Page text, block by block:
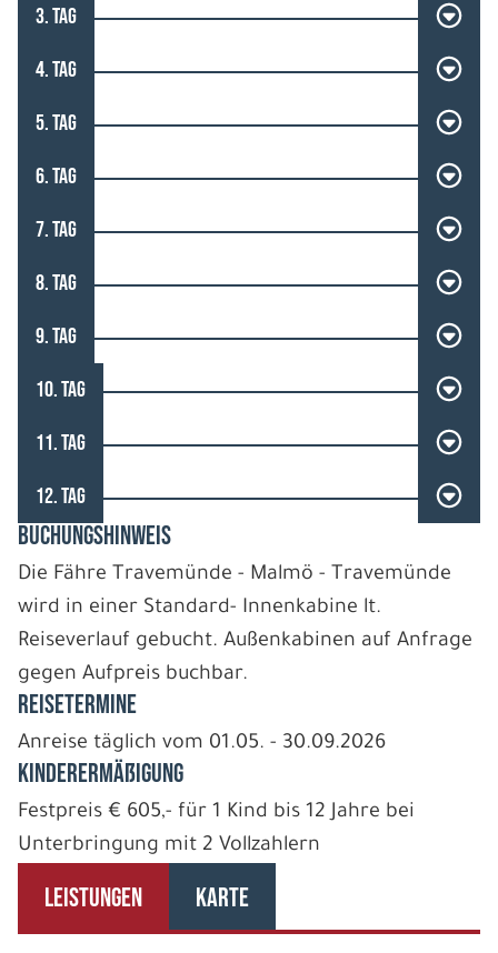
3. TAG
4. TAG
5. TAG
6. TAG
7. TAG
8. TAG
9. TAG
10. TAG
11. TAG
12. TAG
BUCHUNGSHINWEIS
Die Fähre Travemünde - Malmö - Travemünde
wird in einer Standard- Innenkabine lt.
Reiseverlauf gebucht. Außenkabinen auf Anfrage
gegen Aufpreis buchbar.
REISETERMINE
Anreise täglich vom 01.05. - 30.09.2026
Kinderermäßigung
Festpreis € 605,- für 1 Kind bis 12 Jahre bei
Unterbringung mit 2 Vollzahlern
LEISTUNGEN KARTE